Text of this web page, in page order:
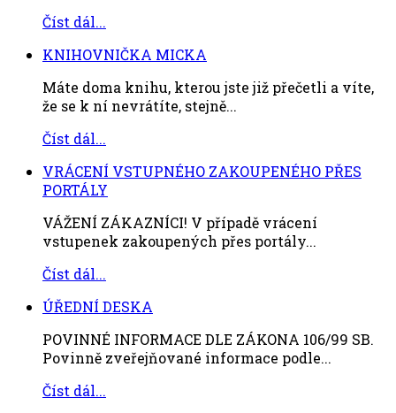
Číst dál...
KNIHOVNIČKA MICKA
Máte doma knihu, kterou jste již přečetli a víte,
že se k ní nevrátíte, stejně...
Číst dál...
VRÁCENÍ VSTUPNÉHO ZAKOUPENÉHO PŘES
PORTÁLY
VÁŽENÍ ZÁKAZNÍCI! V případě vrácení
vstupenek zakoupených přes portály...
Číst dál...
ÚŘEDNÍ DESKA
POVINNÉ INFORMACE DLE ZÁKONA 106/99 SB.
Povinně zveřejňované informace podle...
Číst dál...